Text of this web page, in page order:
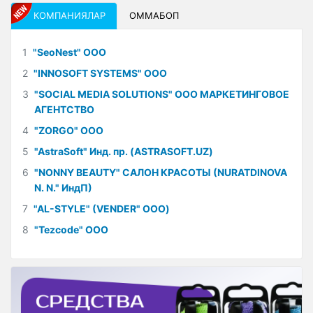
КОМПАНИЯЛАР ОММАБОП
1 "SeoNest" ООО
2 "INNOSOFT SYSTEMS" ООО
3 "SOCIAL MEDIA SOLUTIONS" ООО МАРКЕТИНГОВОЕ
АГЕНТСТВО
4 "ZORGO" ООО
5 "AstraSoft" Инд. пр. (ASTRASOFT.UZ)
6 "NONNY BEAUTY" САЛОН КРАСОТЫ (NURATDINOVA
N. N." ИндП)
7 "AL-STYLE" (VENDER" ООО)
8 "Tezcode" ООО